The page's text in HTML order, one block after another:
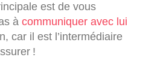
est de vous
à communiquer avec lui
car il est l’intermédiaire
!